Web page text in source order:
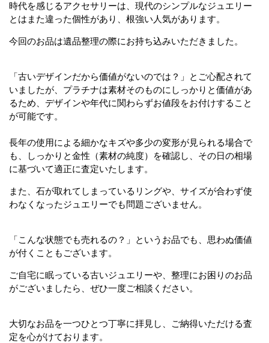
時代を感じるアクセサリーは、現代のシンプルなジュエリー
とはまた違った個性があり、根強い人気があります。
今回のお品は遺品整理の際にお持ち込みいただきました。
「古いデザインだから価値がないのでは？」とご心配されて
いましたが、プラチナは素材そのものにしっかりと価値があ
るため、デザインや年代に関わらずお値段をお付けすること
が可能です。
長年の使用による細かなキズや多少の変形が見られる場合で
も、しっかりと金性（素材の純度）を確認し、その日の相場
に基づいて適正に査定いたします。
また、石が取れてしまっているリングや、サイズが合わず使
わなくなったジュエリーでも問題ございません。
「こんな状態でも売れるの？」というお品でも、思わぬ価値
が付くこともございます。
ご自宅に眠っている古いジュエリーや、整理にお困りのお品
がございましたら、ぜひ一度ご相談ください。
大切なお品を一つひとつ丁寧に拝見し、ご納得いただける査
定を心がけております。